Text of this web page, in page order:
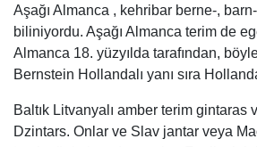
[ Kaynak belirtilmeli ]
On dokuzuncu yüzyılın başlarında,
ilk raporlar Trenton yakınlarındaki
geldi. [3]